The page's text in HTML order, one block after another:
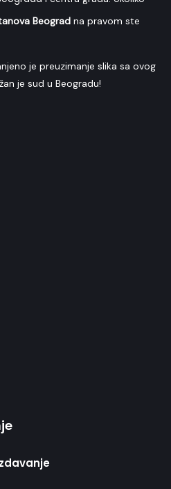
Beograd na pravom ste
je preuzimanje slika sa ovog
je sud u Beogradu!